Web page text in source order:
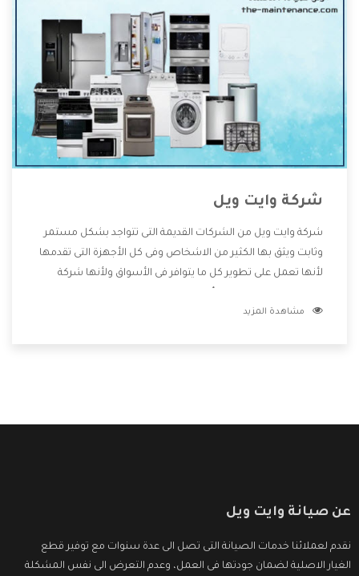
شركة وايت ويل
شركة وايت ويل من الشركات القديمة التى تتواجد بشكل مستمر
وثابت ويثق بها الكثير من الاشخاص وفى كل الأجهزة التى تقدمها
لأنها تعمل على تطوير كل ما يتوافر فى الأسواق ولأنها شركة
وتقدم للعملاء أقوى العروض والخصومات التى تسهل على
مشاهدة المزيد
عن صيانة وايت ويل
نقدم لعملائنا خدمات الصيانة التى تصل الى عدة سنوات مع توفير قطع
الغيار الاصلية لضمان جودتها فى العمل، وعدم التعرض الى نفس المشكلة